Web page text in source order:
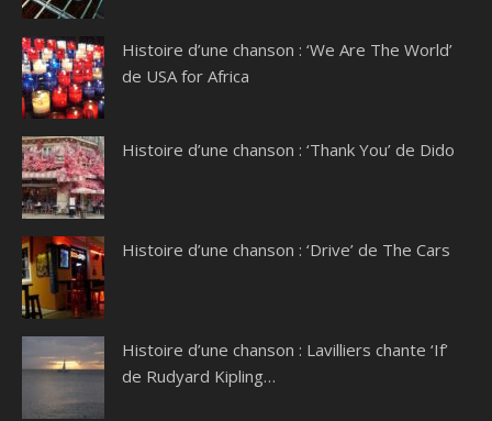
Histoire d’une chanson : ‘We Are The World’
de USA for Africa
Histoire d’une chanson : ‘Thank You’ de Dido
Histoire d’une chanson : ‘Drive’ de The Cars
Histoire d’une chanson : Lavilliers chante ‘If’
de Rudyard Kipling…